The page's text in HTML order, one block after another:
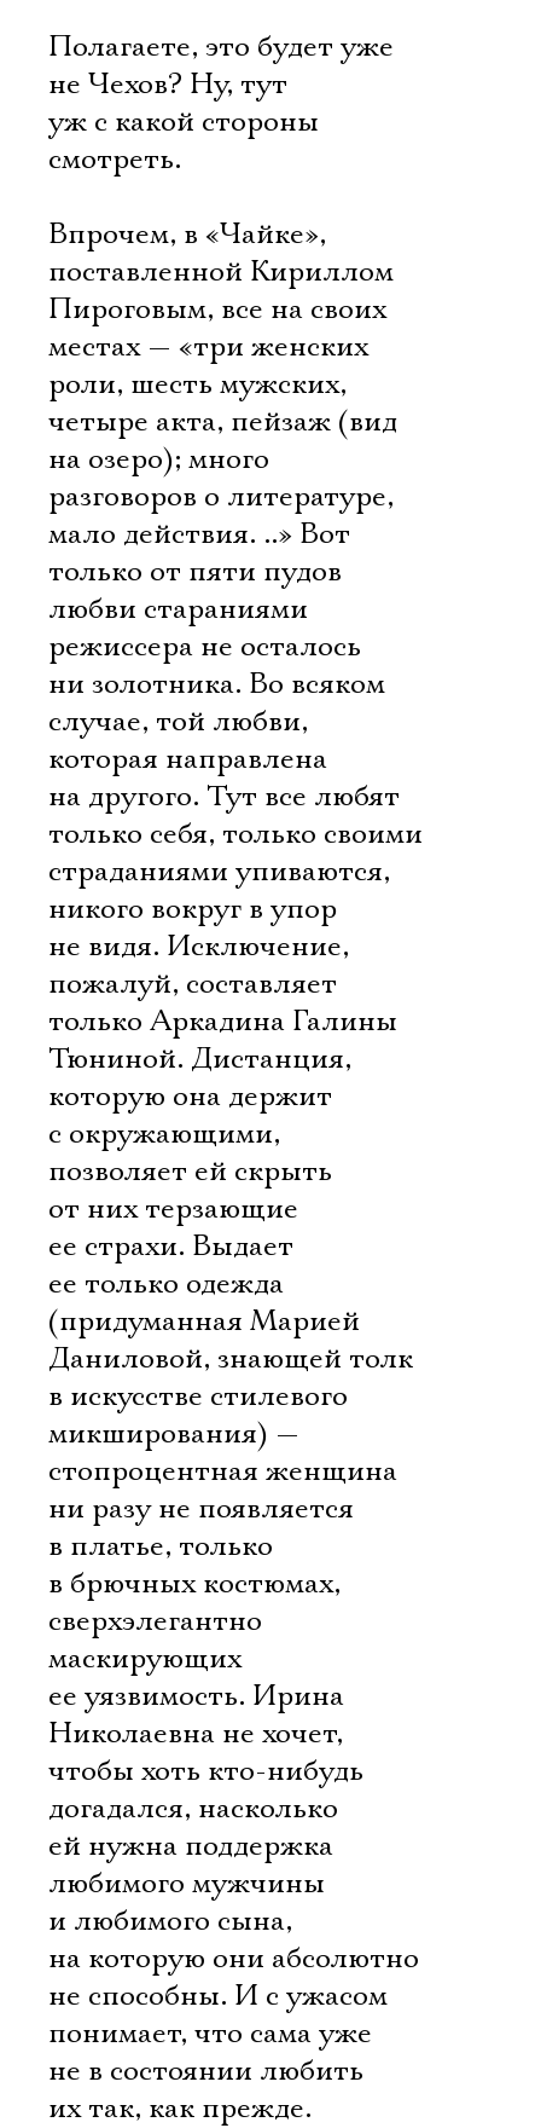
Полагаете, это будет уже
не Чехов? Ну, тут
уж с какой стороны
смотреть.
Впрочем, в «Чайке»,
поставленной Кириллом
Пироговым, все на своих
местах — «три женских
роли, шесть мужских,
четыре акта, пейзаж (вид
на озеро); много
разговоров о литературе,
мало действия. ..» Вот
только от пяти пудов
любви стараниями
режиссера не осталось
ни золотника. Во всяком
случае, той любви,
которая направлена
на другого. Тут все любят
только себя, только своими
страданиями упиваются,
никого вокруг в упор
не видя. Исключение,
пожалуй, составляет
только Аркадина Галины
Тюниной. Дистанция,
которую она держит
с окружающими,
позволяет ей скрыть
от них терзающие
ее страхи. Выдает
ее только одежда
(придуманная Марией
Даниловой, знающей толк
в искусстве стилевого
микширования) —
стопроцентная женщина
ни разу не появляется
в платье, только
в брючных костюмах,
сверхэлегантно
маскирующих
ее уязвимость. Ирина
Николаевна не хочет,
чтобы хоть кто-нибудь
догадался, насколько
ей нужна поддержка
любимого мужчины
и любимого сына,
на которую они абсолютно
не способны. И с ужасом
понимает, что сама уже
не в состоянии любить
их так, как прежде.